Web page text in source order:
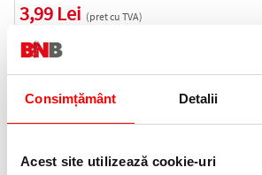
Consimțământ Detalii
Acest site utilizează cookie-uri
3,99 Lei (pret cu TVA)
Indisponibil